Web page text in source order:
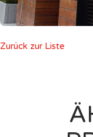
Zurück zur Liste